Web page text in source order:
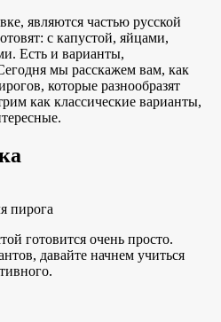
являются частью русской
с капустой, яйцами,
Есть и варианты,
мы расскажем вам, как
которые разнообразят
как классические варианты,
пирога
готовится очень просто.
давайте начнем учиться